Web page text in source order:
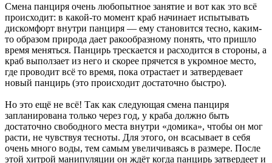
Смена панциря очень любопытное занятие и вот как это всё
происходит: в какой-то момент краб начинает испытывать
дискомфорт внутри панциря — ему становится тесно, каким-
то образом природа дает ракообразному понять, что пришло
время меняться. Панцирь трескается и расходится в стороны, а
краб выползает из него и скорее прячется в укромное место,
где проводит всё то время, пока отрастает и затвердевает
новый панцирь (это происходит достаточно быстро).
Но это ещё не всё! Так как следующая смена панциря
запланирована только через год, у краба должно быть
достаточно свободного места внутри «домика», чтобы он мог
расти, не чувствуя тесноты. Для этого, он всасывает в себя
очень много воды, тем самым увеличиваясь в размере. После
этой хитрой манипуляции он ждёт когда панцирь затвердеет и